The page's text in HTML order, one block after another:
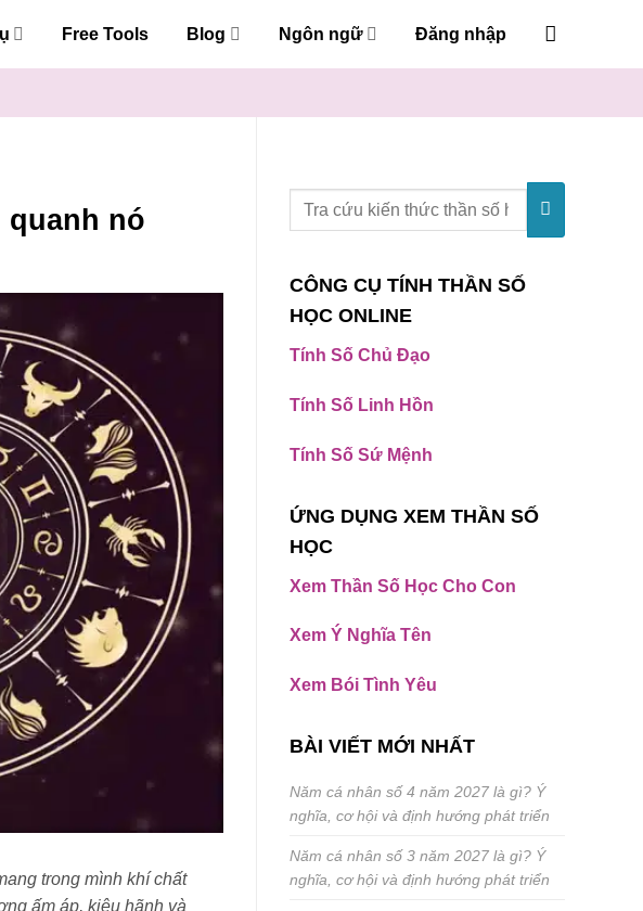
Free Tools Blog Ngôn ngữ Đăng nhập
nó
trong mình khí chất
ấm áp, kiêu hãnh và
CÔNG CỤ TÍNH THẦN SỐ
HỌC ONLINE
Tính Số Chủ Đạo
Tính Số Linh Hồn
Tính Số Sứ Mệnh
ỨNG DỤNG XEM THẦN SỐ
HỌC
Xem Thần Số Học Cho Con
Xem Ý Nghĩa Tên
Xem Bói Tình Yêu
BÀI VIẾT MỚI NHẤT
Năm cá nhân số 4 năm 2027 là gì? Ý
nghĩa, cơ hội và định hướng phát triển
Năm cá nhân số 3 năm 2027 là gì? Ý
nghĩa, cơ hội và định hướng phát triển